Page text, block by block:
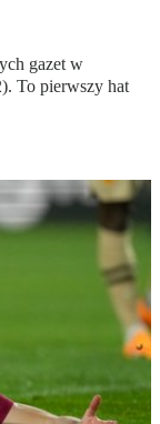
gazet w
To pierwszy hat